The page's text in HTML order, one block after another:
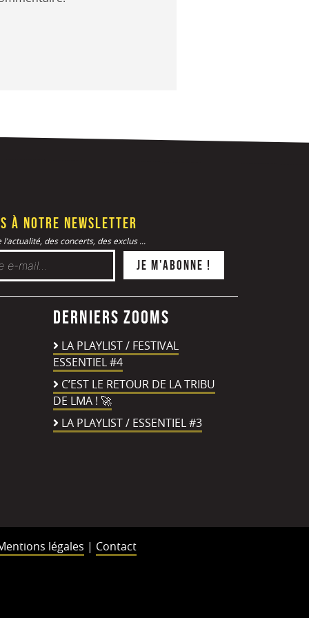
à notre newsletter
des concerts, des exclus ...
Derniers zooms
LA PLAYLIST / FESTIVAL
ESSENTIEL #4
C’EST LE RETOUR DE LA TRIBU
DE LMA ! 🚀
LA PLAYLIST / ESSENTIEL #3
légales | Contact